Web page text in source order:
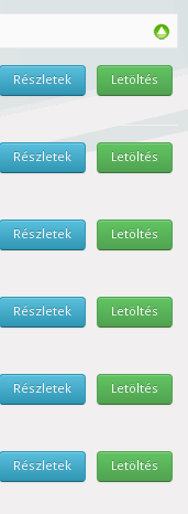
Letöltés
Részletek
Letöltés
Részletek
Letöltés
Részletek
Letöltés
Részletek
Letöltés
Részletek
Letöltés
Részletek